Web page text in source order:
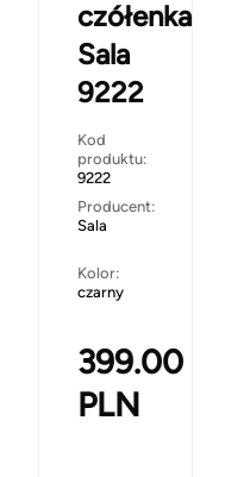
czółenka
Sala
9222
Kod
produktu:
9222
Producent:
Sala
Kolor:
czarny
399.00
PLN